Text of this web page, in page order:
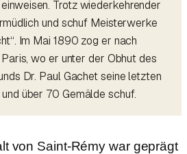
Trotz wiederkehrender
und schuf Meisterwerke
Im Mai 1890 zog er nach
wo er unter der Obhut des
Dr. Paul Gachet seine letzten
über 70 Gemälde schuf.
von Saint-Rémy war geprägt